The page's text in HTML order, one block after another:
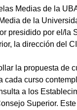
Medias de la
de la
presidido por el/
la dirección del
la propuesta de
curso
a los
Superior.